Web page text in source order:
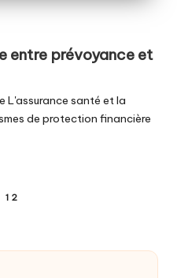
entre prévoyance et
L'assurance santé et la
de protection financière
1 2